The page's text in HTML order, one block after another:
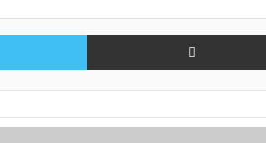
Twitter